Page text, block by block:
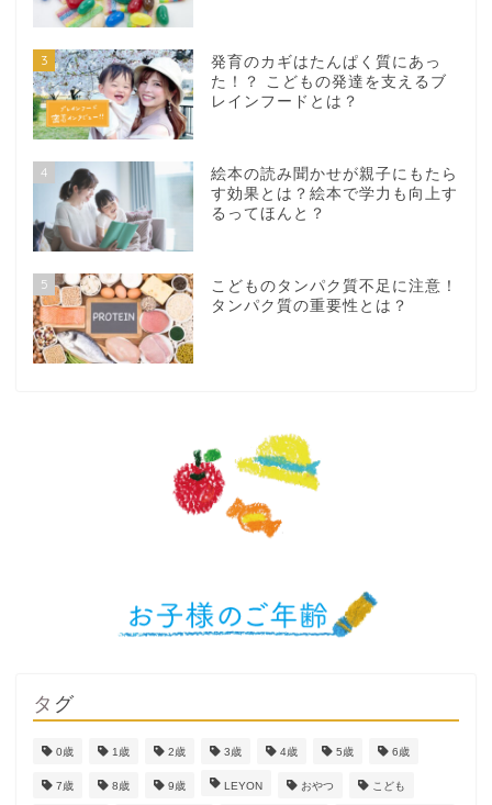
3
発育のカギはたんぱく質にあっ
た！？ こどもの発達を支えるブ
レインフードとは？
4
絵本の読み聞かせが親子にもたら
す効果とは？絵本で学力も向上す
るってほんと？
5
こどものタンパク質不足に注意！
タンパク質の重要性とは？
タグ
0歳 1歳 2歳 3歳 4歳 5歳 6歳
7歳 8歳 9歳 LEYON おやつ こども